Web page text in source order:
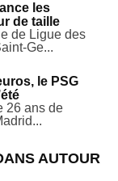
les
de taille
de Ligue des
Ge...
le PSG
26 ans de
AUTOUR